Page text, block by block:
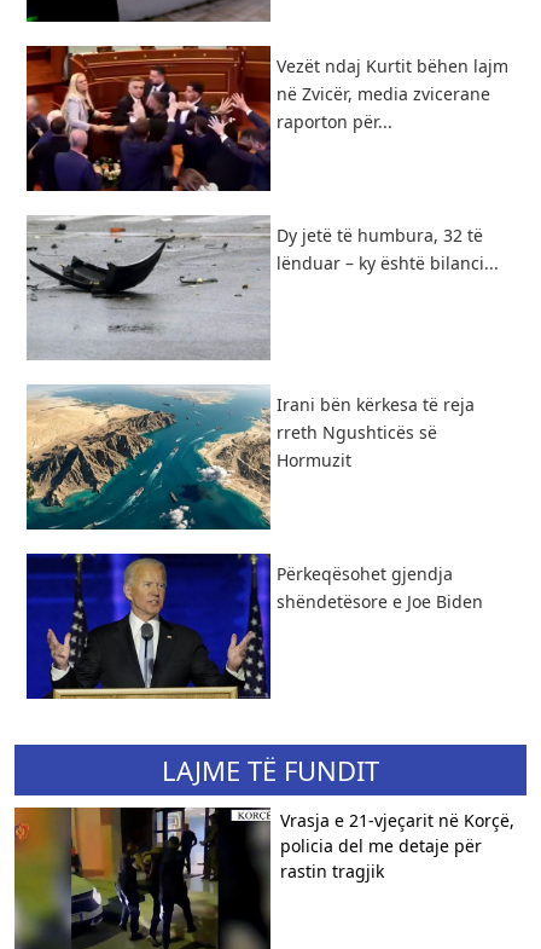
Vezët ndaj Kurtit bëhen lajm
në Zvicër, media zvicerane
raporton për...
Dy jetë të humbura, 32 të
lënduar – ky është bilanci...
​Irani bën kërkesa të reja
rreth Ngushticës së
Hormuzit
Përkeqësohet gjendja
shëndetësore e Joe Biden
LAJME TË FUNDIT
Vrasja e 21-vjeçarit në Korçë,
policia del me detaje për
rastin tragjik